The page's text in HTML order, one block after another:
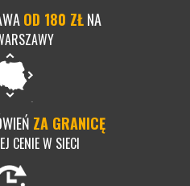
OD 180 ZŁNA
ZA GRANICĘ
CENIE W SIECI